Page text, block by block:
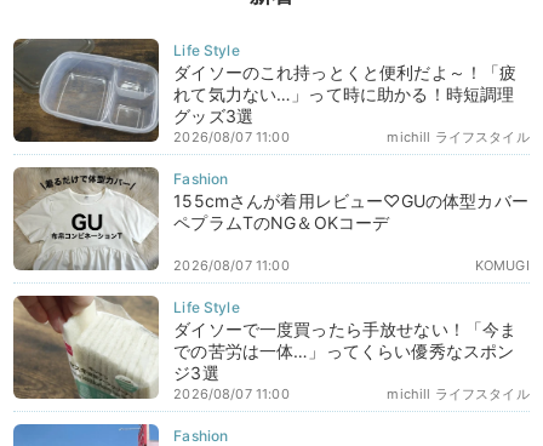
ダイソーのこれ持っとくと便利だよ～！「疲
れて気力ない…」って時に助かる！時短調理
グッズ3選
michill ライフスタイル
2026/08/07 11:00
155cmさんが着用レビュー♡GUの体型カバー
ペプラムTのNG＆OKコーデ
KOMUGI
2026/08/07 11:00
ダイソーで一度買ったら手放せない！「今ま
での苦労は一体…」ってくらい優秀なスポン
ジ3選
michill ライフスタイル
2026/08/07 11:00